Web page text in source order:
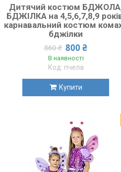
Дитячий костюм
БДЖІЛКА на 4,5,6,7,8,9
карнавальний костюм
бджілки
860 ₴ 800 ₴
В наявності
пчела
Купити